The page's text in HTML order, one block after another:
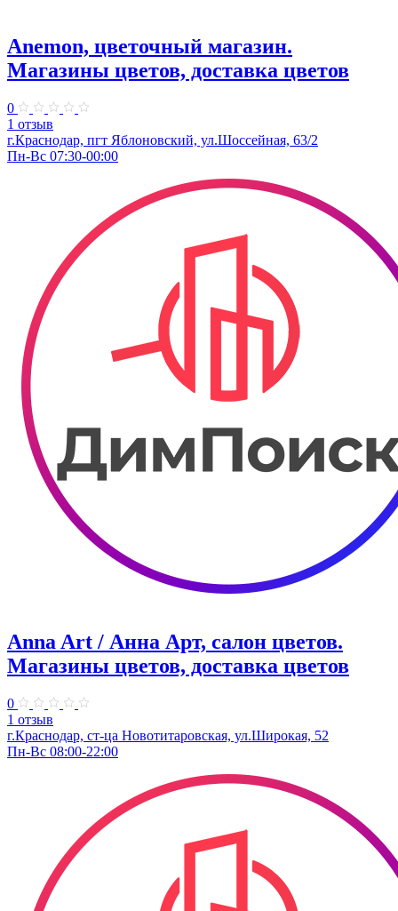
Anemon, цветочный магазин.
Магазины цветов, доставка цветов
0
1 отзыв
г.Краснодар, пгт Яблоновский, ул.Шоссейная, 63/2
Пн-Вс 07:30-00:00
Anna Art / Анна Арт, салон цветов.
Магазины цветов, доставка цветов
0
1 отзыв
г.Краснодар, ст-ца Новотитаровская, ул.Широкая, 52
Пн-Вс 08:00-22:00